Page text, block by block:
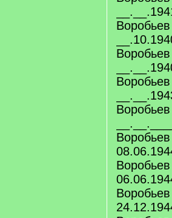
__.__.____